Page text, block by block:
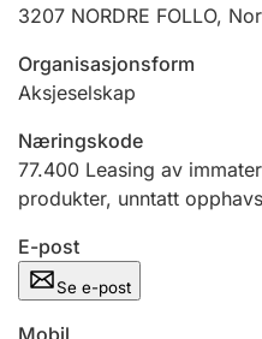
Andre tema
3207 NORDRE FOLLO,
Organisasjonsform
Aksjeselskap
Næringskode
77.400 Leasing av
produkter, unntatt
E-post
Se e-post
Mobil